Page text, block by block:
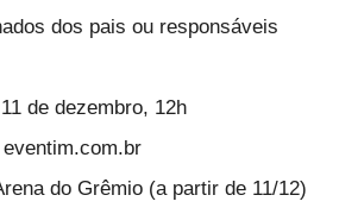
dos pais ou responsáveis
11 de dezembro, 12h
eventim.com.br
do Grêmio (a partir de 11/12)